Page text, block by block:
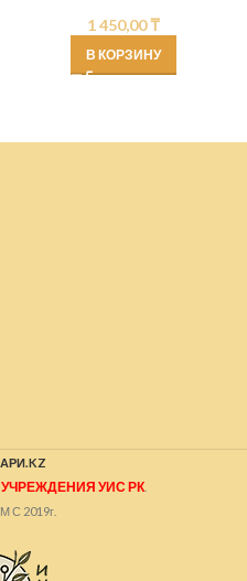
1 450,00₸
В КОРЗИНУ
УИС РК
С 2019г.